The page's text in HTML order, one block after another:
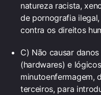
natureza racista,
de pornografia
contra os direitos
C) Não causar
(hardwares) e
minutoenfermagem,
terceiros, para